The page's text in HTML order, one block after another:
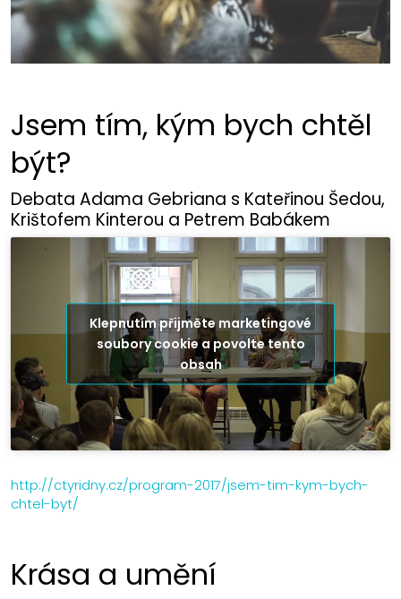
Jsem tím, kým bych chtěl
být?
Debata Adama Gebriana s Kateřinou Šedou,
Krištofem Kinterou a Petrem Babákem
Klepnutím přijměte marketingové
soubory cookie a povolte tento
obsah
http://ctyridny.cz/program-2017/jsem-tim-kym-bych-
chtel-byt/
Krása a umění